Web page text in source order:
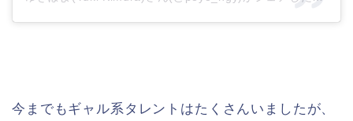
今までもギャル系タレントはたくさんいましたが、